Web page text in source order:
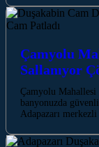
Çamyolu
Sallanıyor
Çamyolu Mahallesi
banyonuzda
Adapazarı merkezli